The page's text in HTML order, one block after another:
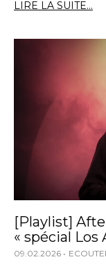
LIRE LA SUITE...
[Playlist]
« spécial Los
09.02.2026